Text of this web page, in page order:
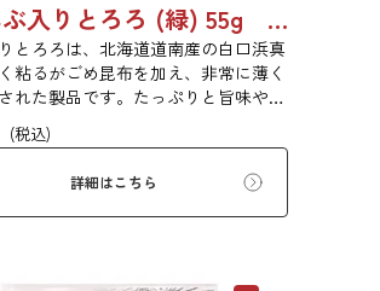
根こんぶ入りとろろ (緑) 55g 単品 5袋セット 20袋セット 3054
とろろは、北海道道南産の白口浜真
粘るがごめ昆布を加え、非常に薄く
れた製品です。たっぷりと旨味や粘
昆布本来の風味を存分にご賞味いた
現代の食生活にぜひ一日一度、お好
(税込)
詳細はこちら